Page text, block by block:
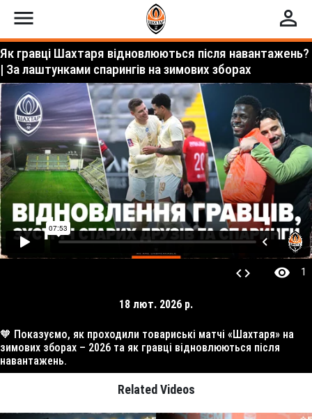
menu perm_identity
Як гравці Шахтаря відновлюються після навантажень?
| За лаштунками спарингів на зимових зборах
code visibility 1
18 лют. 2026 р.
🧡 Показуємо, як проходили товариські матчі «Шахтаря» на
зимових зборах – 2026 та як гравці відновлюються після
навантажень.
Related Videos